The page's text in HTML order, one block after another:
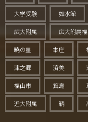
大学受験 如水館
広大附属 広大附属
暁の星 本庄
津之郷 済美
福山市 箕島
近大附属 鞆